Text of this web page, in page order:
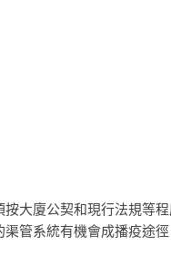
大廈公契和現行法規等
管系統有機會成播疫途